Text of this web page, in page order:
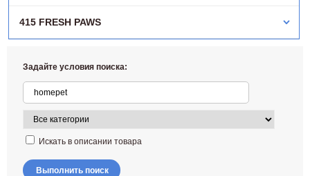
415 FRESH PAWS
Задайте условия поиска:
Искать в описании товара
Выполнить поиск